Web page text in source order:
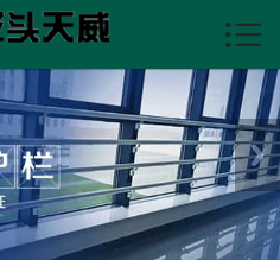

护栏图片
护栏资讯
护栏工程
